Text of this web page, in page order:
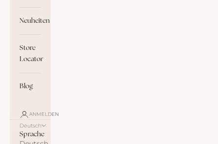
Neuheiten
Store
Locator
Blog
ANMELDEN
Deutsch
Sprache